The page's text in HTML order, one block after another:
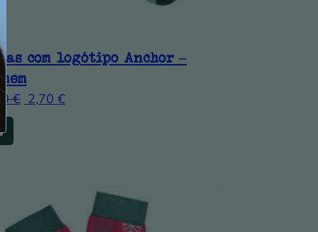
com logótipo Anchor –
€ 2,70 €